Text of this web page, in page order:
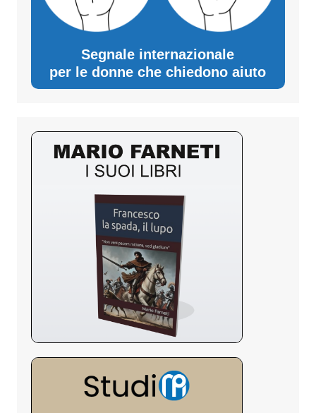
Segnale internazionale
per le donne che chiedono aiuto